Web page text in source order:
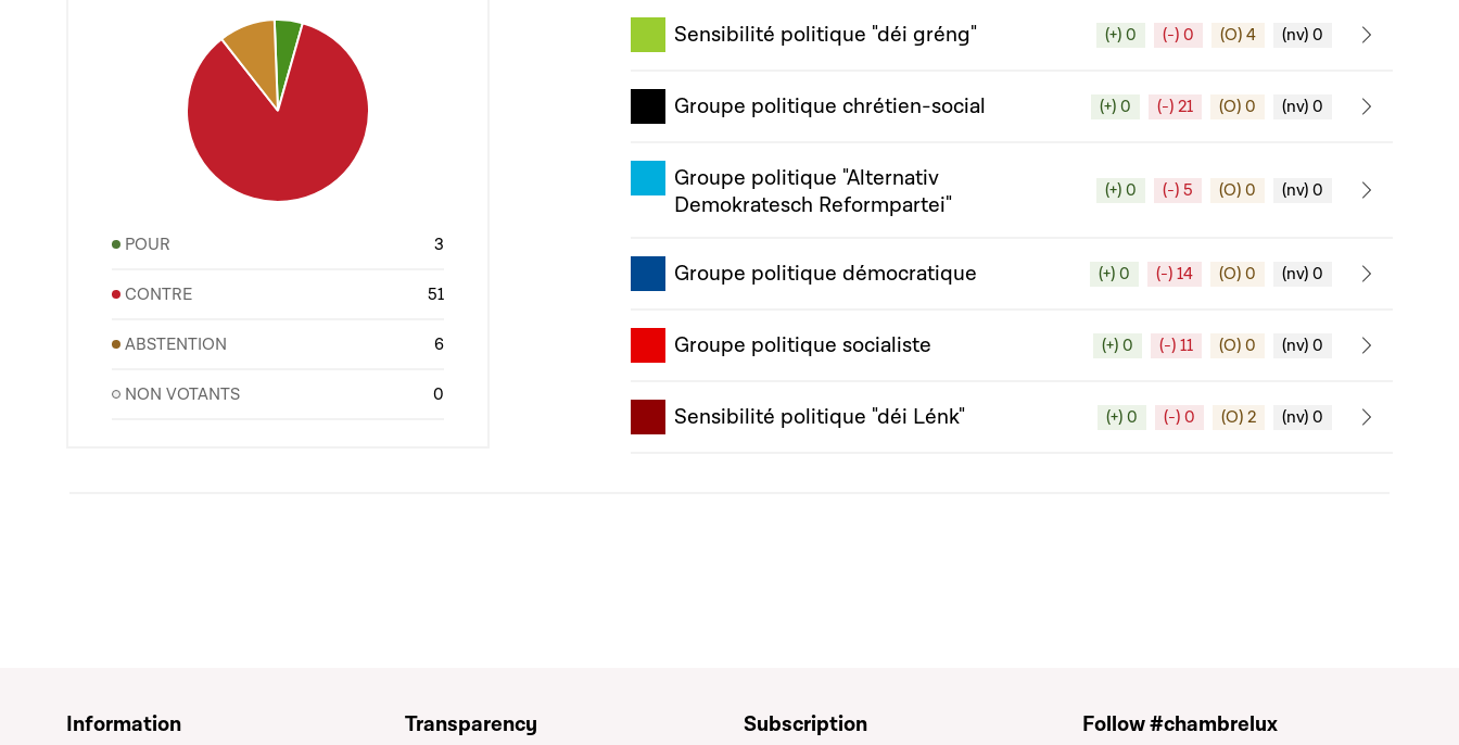
POUR 3
CONTRE 51
ABSTENTION 6
NON VOTANTS 0
Sensibilité politique "déi gréng" (+) 0 (-) 0 (O) 4 (nv) 0
Groupe politique chrétien-social (+) 0 (-) 21 (O) 0 (nv) 0
Groupe politique "Alternativ
Demokratesch Reformpartei"
(+) 0 (-) 5 (O) 0 (nv) 0
Groupe politique démocratique (+) 0 (-) 14 (O) 0 (nv) 0
Groupe politique socialiste (+) 0 (-) 11 (O) 0 (nv) 0
Sensibilité politique "déi Lénk" (+) 0 (-) 0 (O) 2 (nv) 0
Information Transparency Subscription Follow #chambrelux